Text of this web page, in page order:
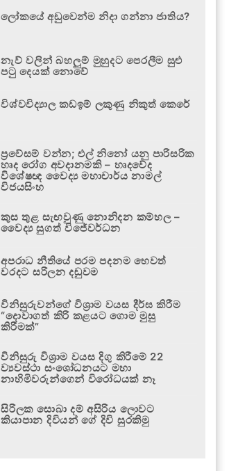
ලෝකයේ අඩුවෙන්ම නිදා ගන්නා ජාතිය?
නැව් වලින් බහලුම් මුහුදට පෙරලීම සුළු
පටු දෙයක් නොවේ
විශ්වවිද්‍යාල කඩඉම් ලකුණු නිකුත් කෙරේ
ප්‍රවේසම් වන්න; එල් නිනෝ යනු පාරිසරික
හෘද රෝග අවදානමකි – හෘදවේද
විශේෂඥ වෛද්‍ය මහාචාර්ය නාමල්
විජයසිංහ
කුස තුළ සැඟවුණු නොනිදන කම්හල –
වෛද්‍ය සුගත් විජේවර්ධන
අපරාධ නීතියේ පරම පදනම හෙවත්
වරදට සරිලන දඬුවම
විනිසුරුවන්ගේ විශ්‍රාම වයස දීර්ඝ කිරීම
“දොවාගත් කිරි කළයට ගොම මුසු
කිරීමක්”
විනිසුරු විශ්‍රාම වයස දිගු කිරීමේ 22
ව්‍යවස්ථා සංශෝධනයට මහා
නාහිමිවරුන්ගෙන් විරෝධයක් නෑ
සිරිලක සොබා දම් අසිරිය ලොවට
කියාපාන දිවියන් ගේ දිවි සුරකිමු